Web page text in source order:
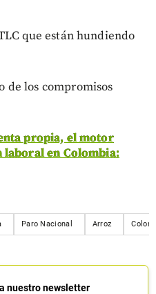
que están hundiendo
los compromisos
propia, el motor
en Colombia:
Paro Nacional Arroz
nuestro newsletter